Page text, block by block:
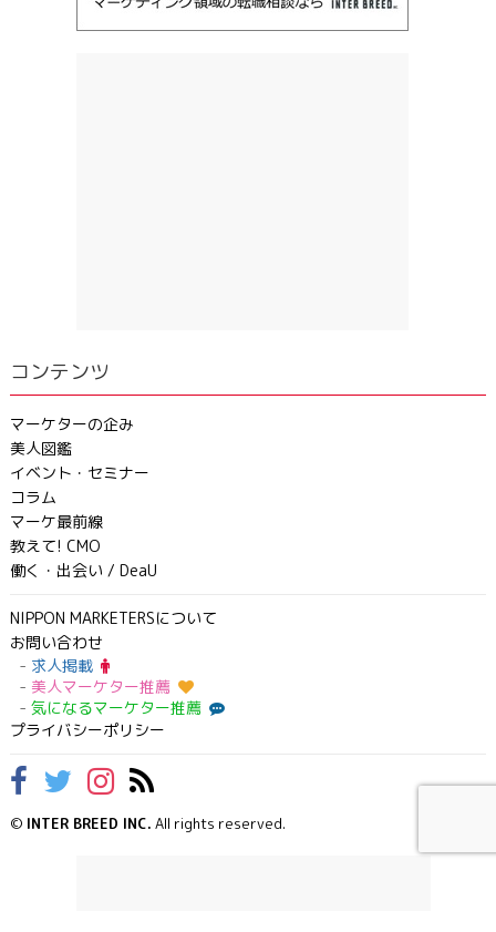
コンテンツ
マーケターの企み
美人図鑑
イベント・セミナー
コラム
マーケ最前線
教えて! CMO
働く・出会い / DeaU
NIPPON MARKETERSについて
お問い合わせ
求人掲載
美人マーケター推薦
気になるマーケター推薦
プライバシーポリシー
© INTER BREED INC. All rights reserved.